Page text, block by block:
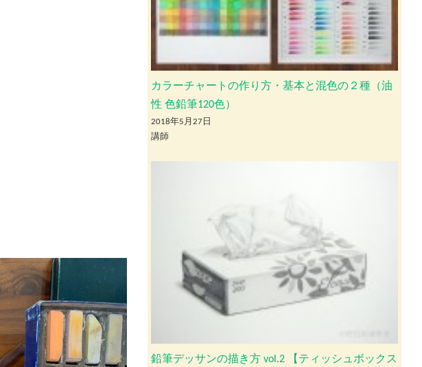
カラーチャートの作り方・基本と混色の２種（油
性 色鉛筆120色）
2018年5月27日
講師
鉛筆デッサンの描き方 vol.2 【ティッシュボックス